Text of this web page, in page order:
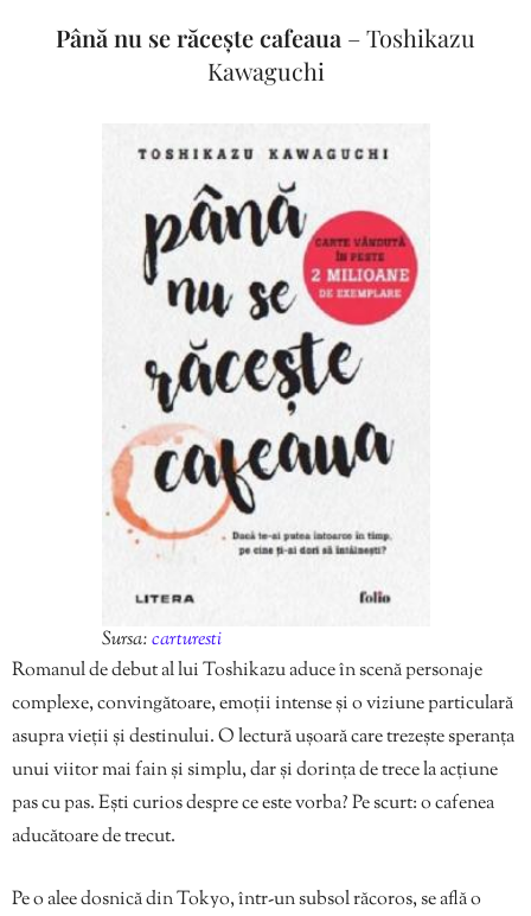
Până nu se răcește cafeaua – Toshikazu
Kawaguchi
Sursa:carturesti
Romanul de debut al lui Toshikazu aduce în scenă personaje
complexe, convingătoare, emoții intense și o viziune particulară
asupra vieții și destinului. O lectură ușoară care trezește speranța
unui viitor mai fain și simplu, dar și dorința de trece la acțiune
pas cu pas. Ești curios despre ce este vorba? Pe scurt: o cafenea
aducătoare de trecut.
Pe o alee dosnică din Tokyo, într-un subsol răcoros, se află o